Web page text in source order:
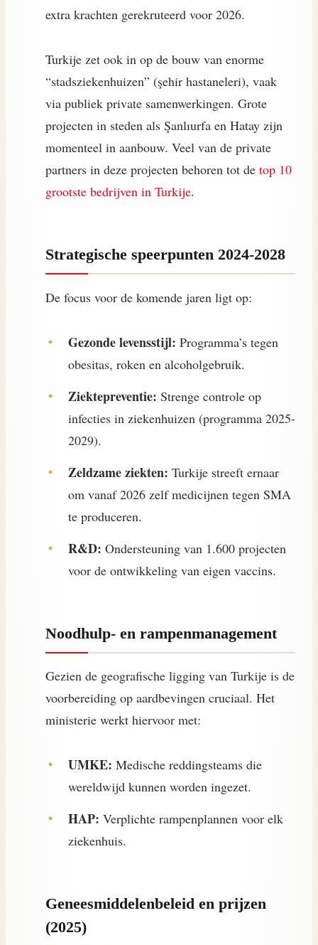
extra krachten gerekruteerd voor 2026.
Turkije zet ook in op de bouw van enorme
“stadsziekenhuizen” (şehir hastaneleri), vaak
via publiek private samenwerkingen. Grote
projecten in steden als Şanlıurfa en Hatay zijn
momenteel in aanbouw. Veel van de private
partners in deze projecten behoren tot de top 10
grootste bedrijven in Turkije.
Strategische speerpunten 2024-2028
De focus voor de komende jaren ligt op:
Gezonde levensstijl: Programma’s tegen
obesitas, roken en alcoholgebruik.
Ziektepreventie: Strenge controle op
infecties in ziekenhuizen (programma 2025-
2029).
Zeldzame ziekten: Turkije streeft ernaar
om vanaf 2026 zelf medicijnen tegen SMA
te produceren.
R&D: Ondersteuning van 1.600 projecten
voor de ontwikkeling van eigen vaccins.
Noodhulp- en rampenmanagement
Gezien de geografische ligging van Turkije is de
voorbereiding op aardbevingen cruciaal. Het
ministerie werkt hiervoor met:
UMKE: Medische reddingsteams die
wereldwijd kunnen worden ingezet.
HAP: Verplichte rampenplannen voor elk
ziekenhuis.
Geneesmiddelenbeleid en prijzen
(2025)